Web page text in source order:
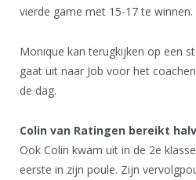
vierde game met 15-17 te winnen.
Monique kan terugkijken op een
gaat uit naar Job voor het
de dag.
Colin van Ratingen bereikt
Ook Colin kwam uit in de 2e
eerste in zijn poule. Zijn